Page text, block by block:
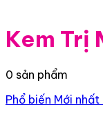
Kem Trị
0 sản phẩm
Phổ biến Mới nhất